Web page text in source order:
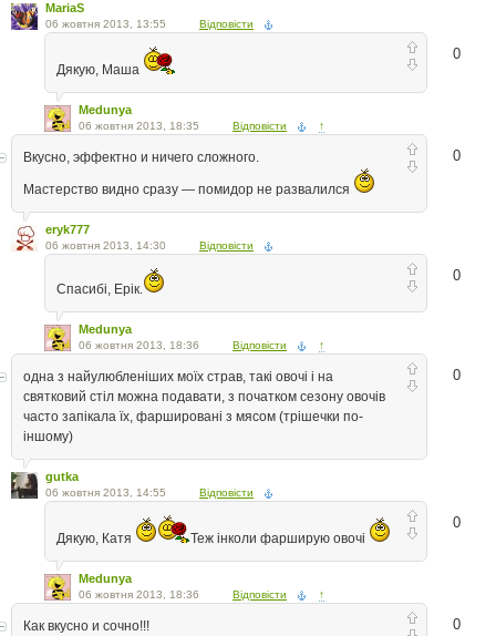
MariaS
06 жовтня 2013, 13:55 Відповісти
0
Дякую, Маша
Medunya
06 жовтня 2013, 18:35 Відповісти ↑
0
Вкусно, эффектно и ничего сложного.
Мастерство видно сразу — помидор не развалился
eryk777
06 жовтня 2013, 14:30 Відповісти
0
Спасибі, Ерік.
Medunya
06 жовтня 2013, 18:36 Відповісти ↑
0
одна з найулюбленіших моїх страв, такі овочі і на
святковий стіл можна подавати, з початком сезону овочів
часто запікала їх, фаршировані з мясом (трішечки по-
іншому)
gutka
06 жовтня 2013, 14:55 Відповісти
0
Дякую, Катя Теж інколи фарширую овочі
Medunya
06 жовтня 2013, 18:36 Відповісти ↑
0
Как вкусно и сочно!!!